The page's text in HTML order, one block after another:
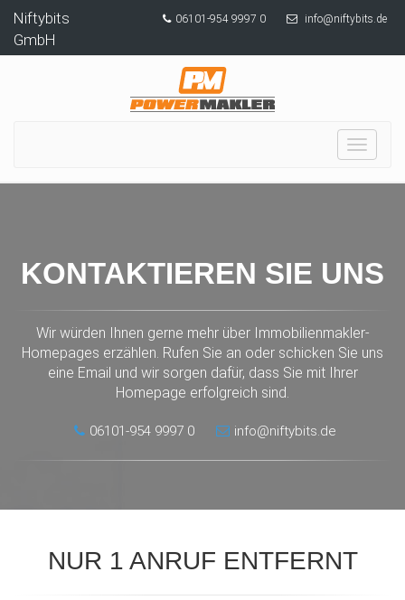
Niftybits
GmbH
06101-954 9997 0 info@niftybits.de
Toggle
KONTAKTIEREN SIE UNS
Wir würden Ihnen gerne mehr über Immobilienmakler-
Homepages erzählen. Rufen Sie an oder schicken Sie uns
eine Email und wir sorgen dafür, dass Sie mit Ihrer
Homepage erfolgreich sind.
06101-954 9997 0 info@niftybits.de
NUR 1 ANRUF ENTFERNT